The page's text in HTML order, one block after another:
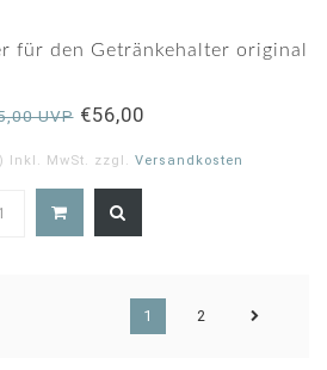
für den Getränkehalter original
UVP€56,00
Inkl. MwSt. zzgl. Versandkosten
rating1 2